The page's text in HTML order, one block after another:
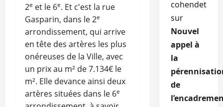
2e et le 6e. Et c'est la rue
Gasparin, dans le 2e
arrondissement, qui arrive
en tête des artères les plus
onéreuses de la Ville, avec
un prix au m² de 7.134€ le
m². Elle devance ainsi deux
artères situées dans le 6e
cohendet
sur
Nouvel
appel à
la
de